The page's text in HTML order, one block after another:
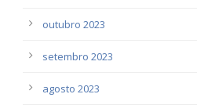
outubro 2023
setembro 2023
agosto 2023